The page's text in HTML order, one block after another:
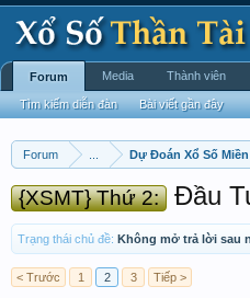
Forum Dự Đoán Xổ Số
{XSMT} Thứ 2: Đầu
Trạng thái chủ đề: Không mở trả lời sau
< Trước 1 2 3 Tiếp >
Forum
Tìm kiếm diễn đàn Bài viết gần đây
Media Thành viên